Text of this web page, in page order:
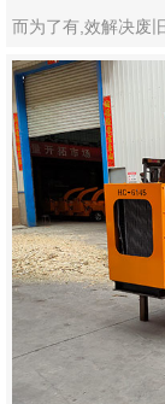
而为了有,效解决废